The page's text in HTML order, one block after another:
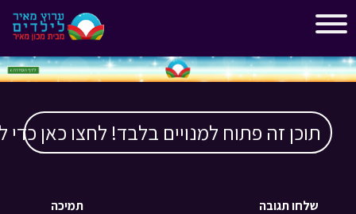
תוכן זה פתוח למנויים בלבד! לחצו כאן כדי
תמיכה שלחו תגובה